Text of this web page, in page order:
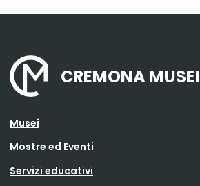
CREMONA MUSEI
Musei
Mostre ed Eventi
Servizi educativi